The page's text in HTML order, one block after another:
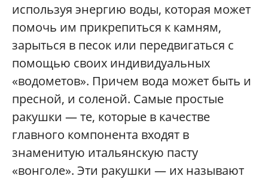
используя энергию воды, которая может
помочь им прикрепиться к камням,
зарыться в песок или передвигаться с
помощью своих индивидуальных
«водометов». Причем вода может быть и
пресной, и соленой. Самые простые
ракушки — те, которые в качестве
главного компонента входят в
знаменитую итальянскую пасту
«вонголе». Эти ракушки — их называют